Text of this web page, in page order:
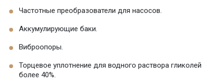
Частотные преобразователи для насосов.
Аккумулирующие баки.
Виброопоры.
Торцевое уплотнение для водного раствора гликолей
более 40%.